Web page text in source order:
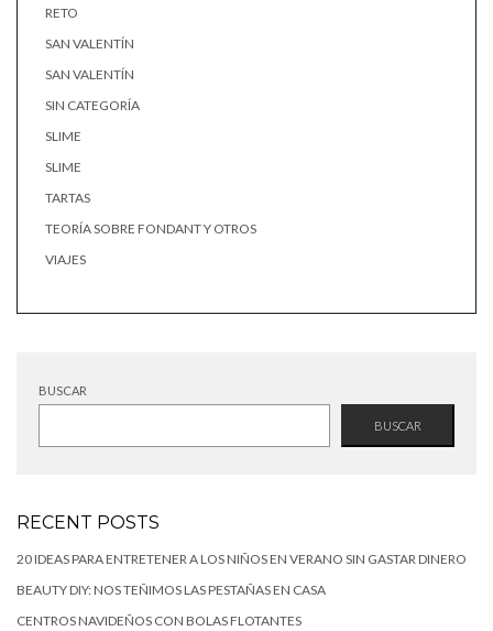
RETO
SAN VALENTÍN
SAN VALENTÍN
SIN CATEGORÍA
SLIME
SLIME
TARTAS
TEORÍA SOBRE FONDANT Y OTROS
VIAJES
BUSCAR
BUSCAR
RECENT POSTS
20 IDEAS PARA ENTRETENER A LOS NIÑOS EN VERANO SIN GASTAR DINERO
BEAUTY DIY: NOS TEÑIMOS LAS PESTAÑAS EN CASA
CENTROS NAVIDEÑOS CON BOLAS FLOTANTES